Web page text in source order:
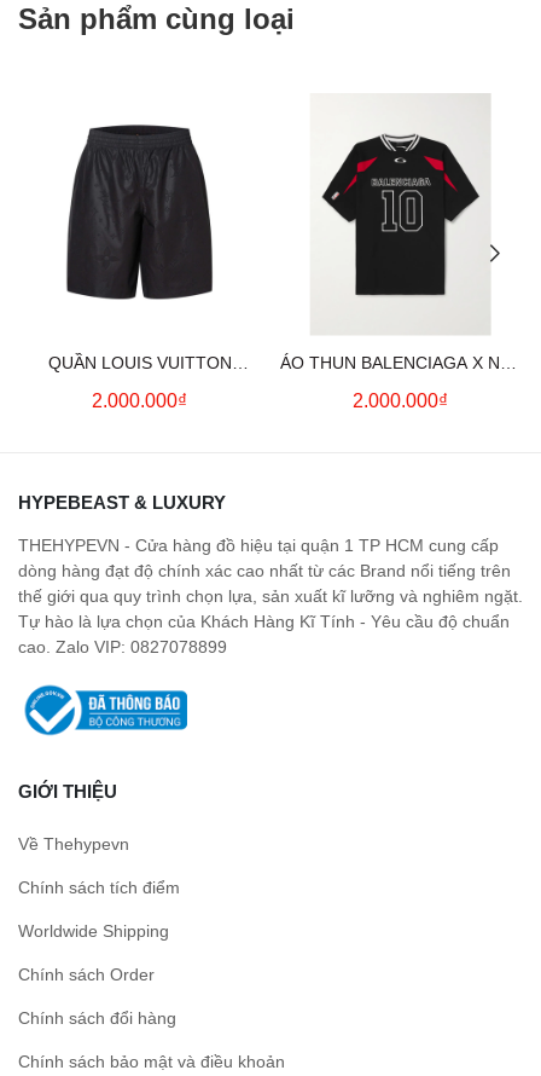
Sản phẩm cùng loại
QUẦN LOUIS VUITTON
MONOGRAM MOIRE
2.000.000₫
ÁO THUN BALENCIAGA X NBA
LOGO COTTON JERSEY T-
2.000.000₫
HYPEBEAST & LUXURY
THEHYPEVN - Cửa hàng đồ hiệu tại quận 1 TP HCM cung cấp
dòng hàng đạt độ chính xác cao nhất từ các Brand nổi tiếng trên
thế giới qua quy trình chọn lựa, sản xuất kĩ lưỡng và nghiêm ngặt.
Tự hào là lựa chọn của Khách Hàng Kĩ Tính - Yêu cầu độ chuẩn
cao. Zalo VIP: 0827078899
GIỚI THIỆU
Về Thehypevn
Chính sách tích điểm
Worldwide Shipping
Chính sách Order
Chính sách đổi hàng
Chính sách bảo mật và điều khoản